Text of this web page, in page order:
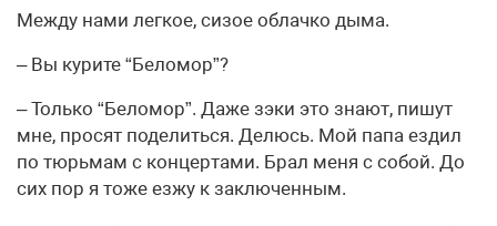
Между нами легкое, сизое облачко дыма.
– Вы курите “Беломор”?
– Только “Беломор”. Даже зэки это знают, пишут
мне, просят поделиться. Делюсь. Мой папа ездил
по тюрьмам с концертами. Брал меня с собой. До
сих пор я тоже езжу к заключенным.